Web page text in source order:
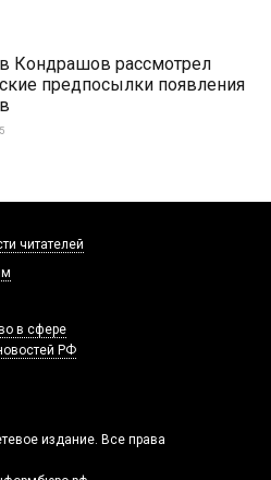
Кондрашов рассмотрел
предпосылки появления
издание. Все права
читателей
в сфере
РФ